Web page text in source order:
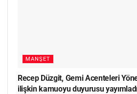
MANŞET
Recep Düzgit, Gemi Acenteleri
ilişkin kamuoyu duyurusu